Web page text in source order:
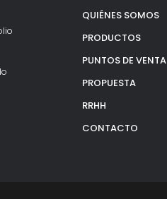
QUIÉNES SOMOS
PRODUCTOS
PUNTOS DE VENTA
PROPUESTA
RRHH
CONTACTO